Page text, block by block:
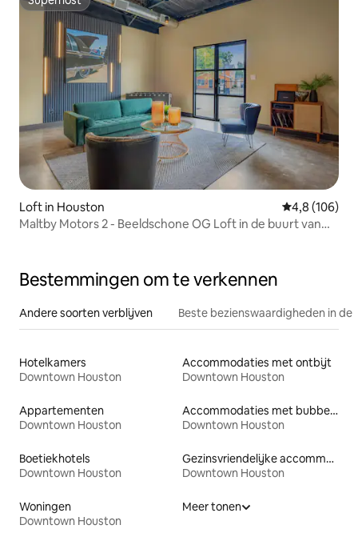
Superhost
Loft in Houston Gemiddelde
4,8 (106)
Maltby Motors 2 - Beeldschone OG Loft in de buurt van
Bestemmingen om te verkennen
Andere soorten verblijven Beste bezienswaardigheden in de
Hotelkamers
Downtown Houston
Accommodaties met ontbijt
Downtown Houston
Appartementen
Downtown Houston
Accommodaties met bubbelbad
Downtown Houston
Boetiekhotels
Downtown Houston
Gezinsvriendelijke accommodaties
Downtown Houston
Woningen
Downtown Houston
Meer tonen